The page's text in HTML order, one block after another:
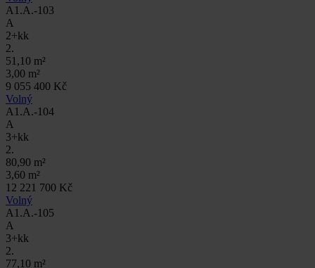
A1.A.-103
A
2+kk
2.
51,10 m²
3,00 m²
9 055 400 Kč
Volný
A1.A.-104
A
3+kk
2.
80,90 m²
3,60 m²
12 221 700 Kč
Volný
A1.A.-105
A
3+kk
2.
77,10 m²